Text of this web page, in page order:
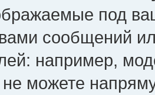
под
сообщений
например,
можете